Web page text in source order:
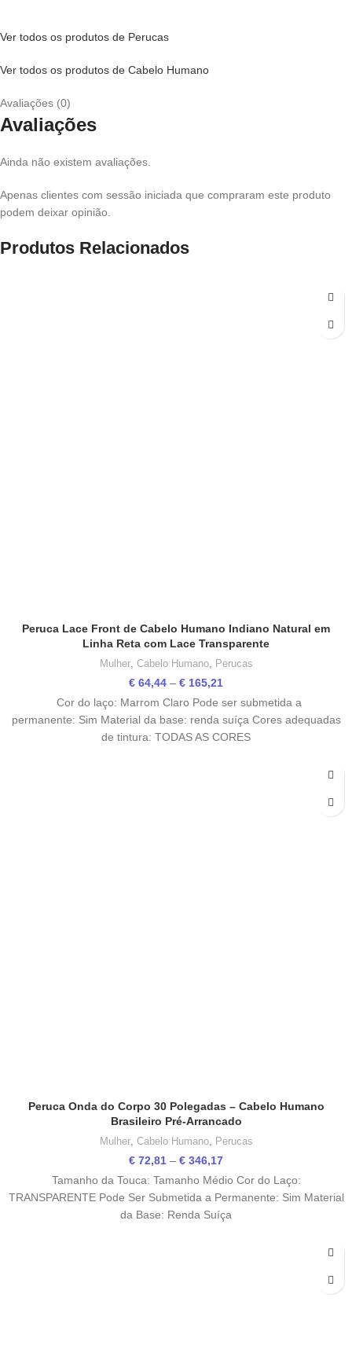
Ver todos os produtos de Perucas
Ver todos os produtos de Cabelo Humano
Avaliações (0)
Avaliações
Ainda não existem avaliações.
Apenas clientes com sessão iniciada que compraram este produto
podem deixar opinião.
Produtos Relacionados
Peruca Lace Front de Cabelo Humano Indiano Natural em
Linha Reta com Lace Transparente
Mulher, Cabelo Humano, Perucas
€ 64,44 – € 165,21Price
range:
€ 64,44
through
€ 165,21
Cor do laço: Marrom Claro Pode ser submetida a
permanente: Sim Material da base: renda suíça Cores adequadas
de tintura: TODAS AS CORES
Peruca Onda do Corpo 30 Polegadas – Cabelo Humano
Brasileiro Pré-Arrancado
Mulher, Cabelo Humano, Perucas
€ 72,81 – € 346,17Price
range:
€ 72,81
through
€ 346,17
Tamanho da Touca: Tamanho Médio Cor do Laço:
TRANSPARENTE Pode Ser Submetida a Permanente: Sim Material
da Base: Renda Suíça